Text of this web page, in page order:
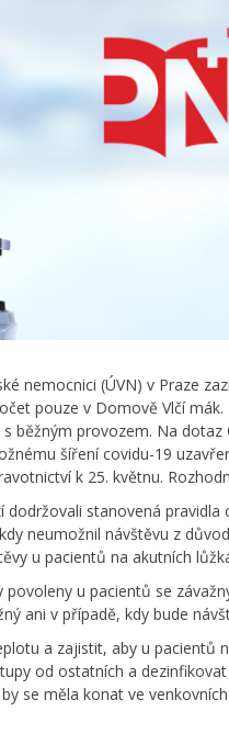
nemocnici (ÚVN) v Praze
pouze v Domově Vlčí
běžným provozem. Na dotaz
šíření covidu-19
k 25. květnu.
stanovená
neumožnil návštěvu z
u pacientů na akutních
u pacientů se
ani v případě, kdy bude
a zajistit, aby u pacientů
od ostatních a
se měla konat ve